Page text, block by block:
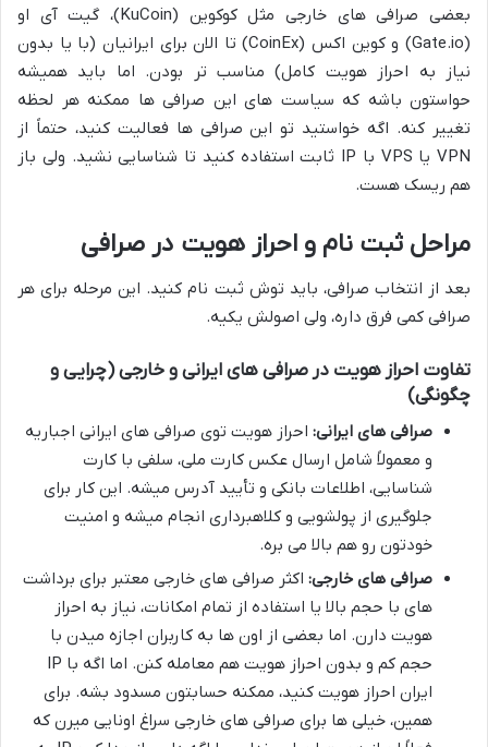
بعضی صرافی های خارجی مثل کوکوین (KuCoin)، گیت آی او
(Gate.io) و کوین اکس (CoinEx) تا الان برای ایرانیان (با یا بدون
نیاز به احراز هویت کامل) مناسب تر بودن. اما باید همیشه
حواستون باشه که سیاست های این صرافی ها ممکنه هر لحظه
تغییر کنه. اگه خواستید تو این صرافی ها فعالیت کنید، حتماً از
VPN یا VPS با IP ثابت استفاده کنید تا شناسایی نشید. ولی باز
هم ریسک هست.
مراحل ثبت نام و احراز هویت در صرافی
بعد از انتخاب صرافی، باید توش ثبت نام کنید. این مرحله برای هر
صرافی کمی فرق داره، ولی اصولش یکیه.
تفاوت احراز هویت در صرافی های ایرانی و خارجی (چرایی و
چگونگی)
صرافی های ایرانی: احراز هویت توی صرافی های ایرانی اجباریه
و معمولاً شامل ارسال عکس کارت ملی، سلفی با کارت
شناسایی، اطلاعات بانکی و تأیید آدرس میشه. این کار برای
جلوگیری از پولشویی و کلاهبرداری انجام میشه و امنیت
خودتون رو هم بالا می بره.
صرافی های خارجی: اکثر صرافی های خارجی معتبر برای برداشت
های با حجم بالا یا استفاده از تمام امکانات، نیاز به احراز
هویت دارن. اما بعضی از اون ها به کاربران اجازه میدن با
حجم کم و بدون احراز هویت هم معامله کنن. اما اگه با IP
ایران احراز هویت کنید، ممکنه حسابتون مسدود بشه. برای
همین، خیلی ها برای صرافی های خارجی سراغ اونایی میرن که